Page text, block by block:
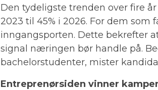
Den tydeligste trenden over fire
2023 til 45% i 2026. For dem
inngangsporten. Dette bekrefter
signal næringen bør handle på.
bachelorstudenter, mister
Entreprenørsiden vinner